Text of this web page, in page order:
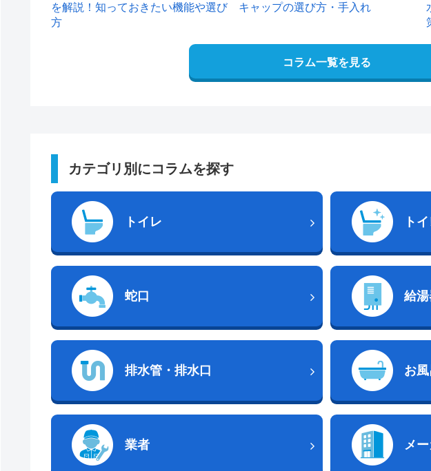
を解説！知っておきたい機能や選び
方
キャップの選び方・手入れ
コラム一覧を見る
カテゴリ別にコラムを探す
トイレ ト
蛇口 給
排水管・排水口 お風
業者 メ